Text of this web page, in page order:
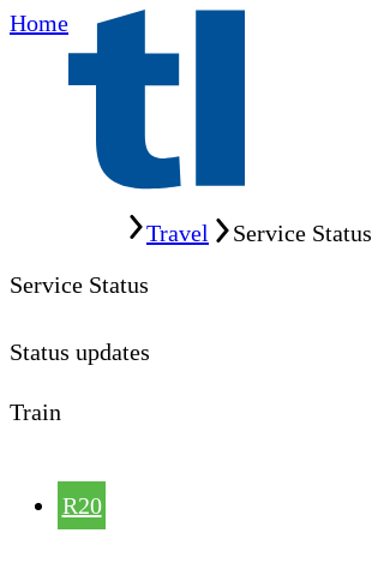
Home
Travel
Service Status
Service Status
Status updates
Train
R20